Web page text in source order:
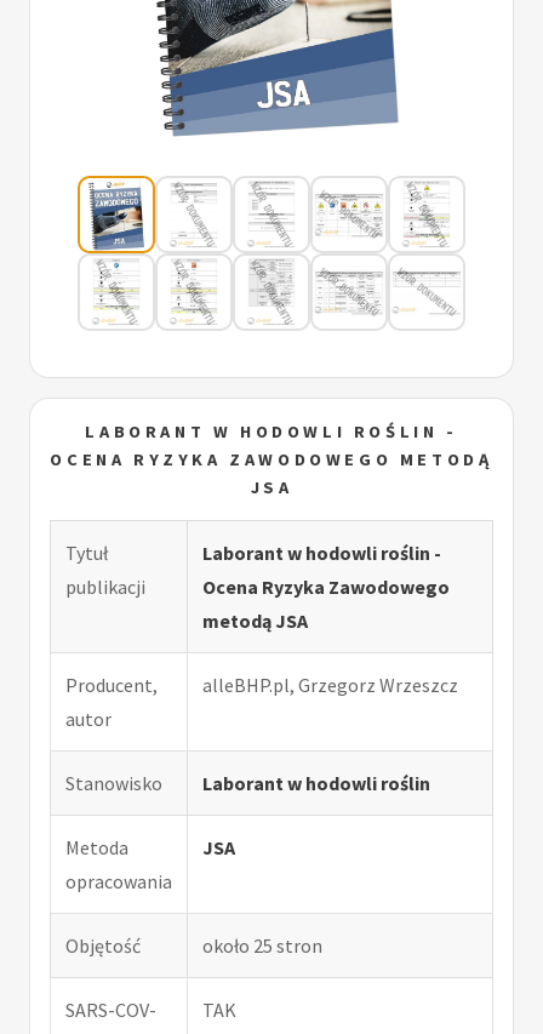
LABORANT W HODOWLI ROŚLIN -
OCENA RYZYKA ZAWODOWEGO METODĄ
JSA
Tytuł
publikacji
Laborant w hodowli roślin -
Ocena Ryzyka Zawodowego
metodą JSA
Producent,
autor
alleBHP.pl, Grzegorz Wrzeszcz
Stanowisko Laborant w hodowli roślin
Metoda
opracowania
JSA
Objętość około 25 stron
SARS-COV-
TAK